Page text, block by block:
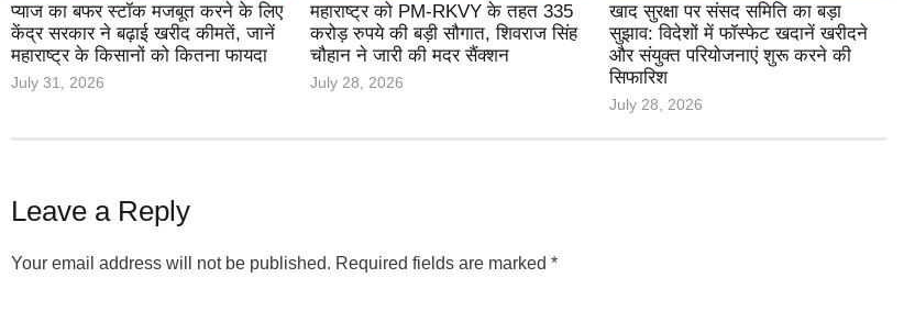
प्याज का बफर स्टॉक मजबूत करने के लिए
केंद्र सरकार ने बढ़ाई खरीद कीमतें, जानें
महाराष्ट्र के किसानों को कितना फायदा
July 31, 2026
महाराष्ट्र को PM-RKVY के तहत 335
करोड़ रुपये की बड़ी सौगात, शिवराज सिंह
चौहान ने जारी की मदर सैंक्शन
July 28, 2026
खाद सुरक्षा पर संसद समिति का बड़ा
सुझाव: विदेशों में फॉस्फेट खदानें खरीदने
और संयुक्त परियोजनाएं शुरू करने की
सिफारिश
July 28, 2026
Leave a Reply
Your email address will not be published. Required fields are marked *